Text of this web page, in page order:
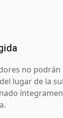
no
lugar de la